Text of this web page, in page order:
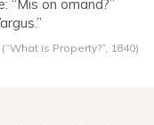
“Mis on omand?”
(“What is Property?”, 1840)